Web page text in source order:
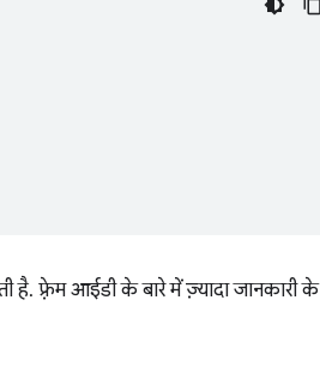
फ़्रेम आईडी के बारे में ज़्यादा जानकारी के